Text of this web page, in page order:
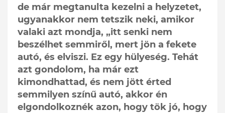
de már megtanulta kezelni a helyzetet,
ugyanakkor nem tetszik neki, amikor
valaki azt mondja, „itt senki nem
beszélhet semmiről, mert jön a fekete
autó, és elviszi. Ez egy hülyeség. Tehát
azt gondolom, ha már ezt
kimondhattad, és nem jött érted
semmilyen színű autó, akkor én
elgondolkoznék azon, hogy tök jó, hogy